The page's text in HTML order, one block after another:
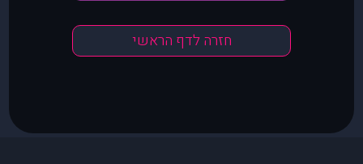
חזרה לדף הראשי